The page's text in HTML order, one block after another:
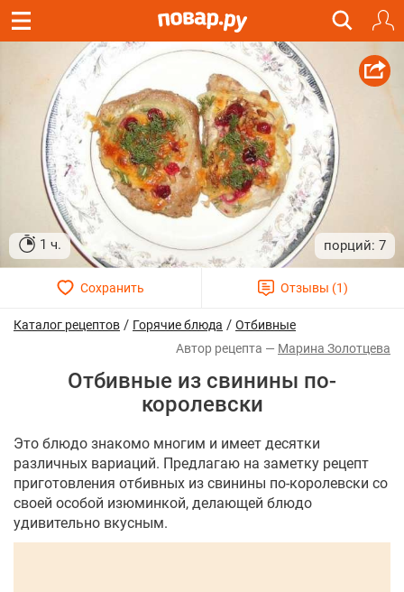
1 ч. 7
Каталог рецептов / Горячие блюда / Отбивные
Марина Золотцева
Отбивные из свинины по-
королевски
Это блюдо знакомо многим и имеет десятки
различных вариаций. Предлагаю на заметку рецепт
приготовления отбивных из свинины по-королевски со
своей особой изюминкой, делающей блюдо
удивительно вкусным.